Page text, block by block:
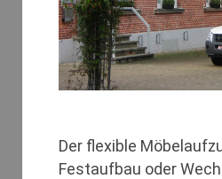
Der flexible
Festaufbau oder